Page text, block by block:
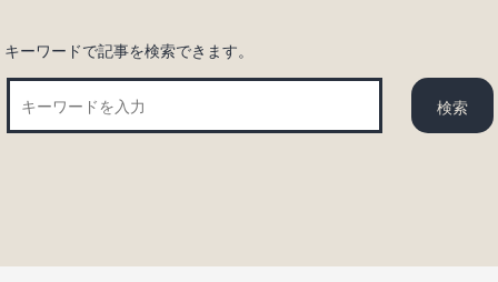
キーワードで記事を検索できます。